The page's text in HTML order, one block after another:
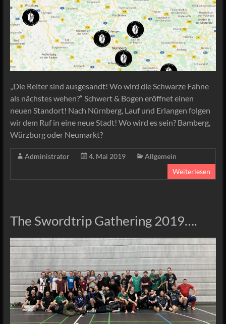
„Die Reiter sind ausgesandt! Wo wird die Schwarze Fahne
als nächstes wehen?“ Schwert & Bogen eröffnet einen
neuen Standort! Nach Nürnberg, Lauf und Erlangen folgen
wir dem Ruf in eine neue Stadt! Wo wird es sein? Bamberg,
Würzburg oder Neumarkt?
Administrator 4. Mai 2019
Allgemein
Weiterlesen
The Swordtrip Gathering 2019….